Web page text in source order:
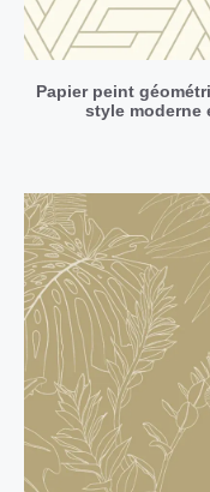
Papier peint
style moderne